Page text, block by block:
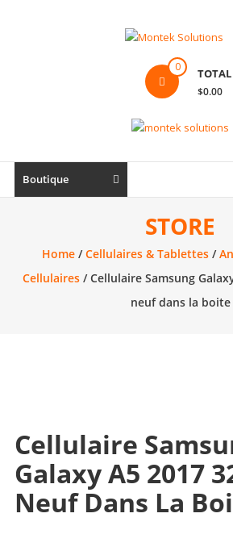
Ordinateur,
électronique
0 TOTAL
$0.00
Boutique
STORE
Home /Cellulaires & Tablettes /
Cellulaires/ Cellulaire Samsung
neuf dans la boite
Cellulaire
Galaxy A5 2017
Neuf Dans La